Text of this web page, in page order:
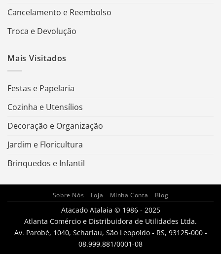
Cancelamento e Reembolso
Troca e Devolução
Mais Visitados
Festas e Papelaria
Cozinha e Utensílios
Decoração e Organização
Jardim e Floricultura
Brinquedos e Infantil
Sobre Nós Loja Minha Conta Blog
Atacado Atalaia © 1986 - 2025
Atlanta Comércio e Distribuidora de Utilidades Ltda.
Av. Parobé, 1040, Scharlau, São Leopoldo - RS, 93125-000 -
08.999.881/0001-08